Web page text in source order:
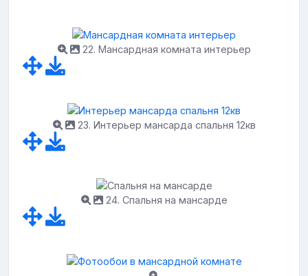
22. Мансардная комната интерьер
23. Интерьер мансарда спальня 12кв
24. Спальня на мансарде